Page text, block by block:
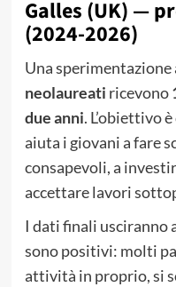
Galles (UK) —
(2024-2026)
Una
neolaureati ricevono
due anni. L’obiettivo
aiuta i giovani a fare
consapevoli, a
accettare lavori
I dati finali usciranno
sono positivi: molti
attività in proprio, si